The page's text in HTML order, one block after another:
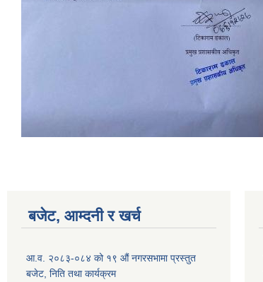
बजेट, आम्दनी र खर्च
आ.व. २०८३-०८४ को १९ औं नगरसभामा प्रस्तुत
बजेट, निति तथा कार्यक्रम